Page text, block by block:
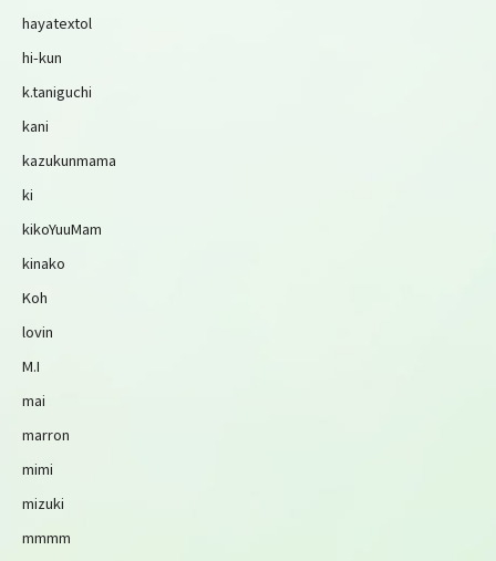
hayatextol
hi-kun
k.taniguchi
kani
kazukunmama
ki
kikoYuuMam
kinako
Koh
lovin
M.I
mai
marron
mimi
mizuki
mmmm